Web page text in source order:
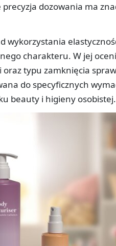
dozowania ma
wykorzystania
charakteru. W jej
typu zamknięcia
do specyficznych
beauty i higieny osobistej.